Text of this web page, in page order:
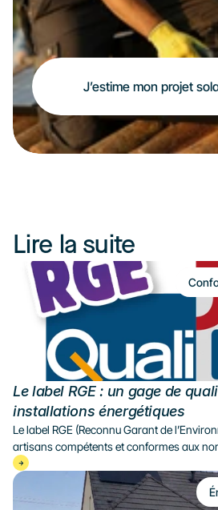
J’estime mon projet
Lire la suite
Le label RGE : un gage de
installations énergétiques
Le label RGE (Reconnu Garant de
artisans compétents et conformes aux
énergétiques. Cet article explique son rôle,
comment vérifier un artisan RGE fiable.